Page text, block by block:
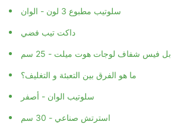
سلوتيب مطبوع 3 لون - الوان
داكت تيب فضي
دبل فيس شفاف لوجات هوت ميلت - 25 سم
ما هو الفرق بين التعبئة و التغليف؟
سلوتيب الوان - أصفر
استرتش صناعي - 30 سم